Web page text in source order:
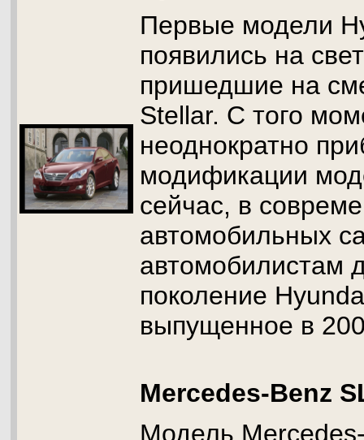
Первые модели
появились на
пришедшие на
Stellar. С того
неоднократно
модификации
сейчас, в
автомобильных
автомобилистам
поколение
выпущенное в
Mercedes-Benz
Модель